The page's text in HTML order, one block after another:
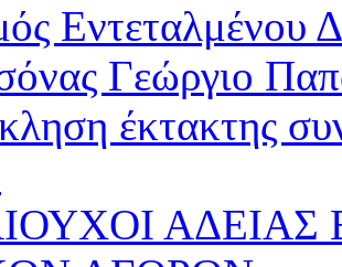
Εντεταλμένου
Γεώργιο
έκτακτης